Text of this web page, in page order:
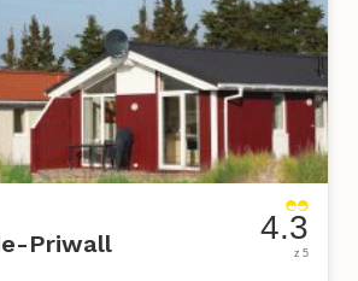
Priwall 4.3
z 5